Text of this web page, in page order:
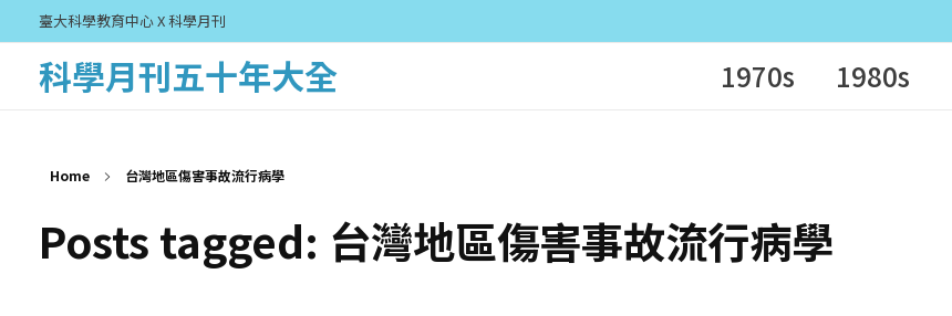
臺大科學教育中心 X 科學月刊
科學月刊五十年大全 1970s 1980s
Home 台灣地區傷害事故流行病學
Posts tagged: 台灣地區傷害事故流行病學